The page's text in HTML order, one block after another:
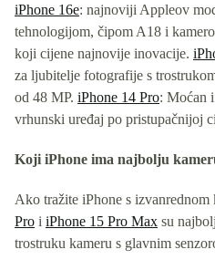
iPhone 16e: najnoviji Appleov
tehnologijom, čipom A18 i
koji cijene najnovije inovacije.
za ljubitelje fotografije s
od 48 MP. iPhone 14 Pro: Moćan
vrhunski uređaj po pristupačnijoj
Koji iPhone ima najbolju
Ako tražite iPhone s izvanrednom
Pro i iPhone 15 Pro Max su
trostruku kameru s glavnim